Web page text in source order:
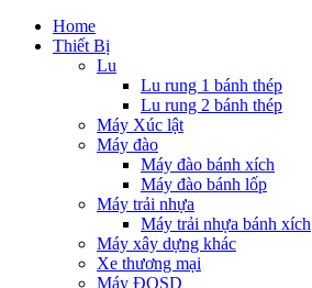
Home
Thiết Bị
Lu
Lu rung 1 bánh thép
Lu rung 2 bánh thép
Máy Xúc lật
Máy đào
Máy đào bánh xích
Máy đào bánh lốp
Máy trải nhựa
Máy trải nhựa bánh xích
Máy xây dựng khác
Xe thương mại
Máy ĐQSD